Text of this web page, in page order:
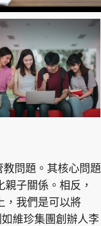
問題。其核心問題
子關係。相反，
，我們是可以將
維珍集團創辦人李